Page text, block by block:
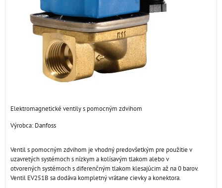
Elektromagnetické ventily s pomocným zdvihom
Výrobca: Danfoss
Ventil s pomocným zdvihom je vhodný predovšetkým pre použitie v
uzavretých systémoch s nízkym a kolísavým tlakom alebo v
otvorených systémoch s diferenčným tlakom klesajúcim až na 0 barov.
Ventil EV251B sa dodáva kompletný vrátane cievky a konektora.